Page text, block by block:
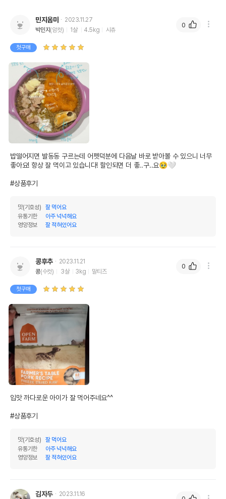
민지옴마
2023.11.27
박민지 (암컷) 1살 4.5kg 시츄
첫구매
밥떨어지면 발동동 구르는데 어펫덕분에 다음날 바로 받아볼 수 있으니 너무
좋아요! 항상 잘 먹이고 있습니다! 할인되면 더 좋..구..요🥹🤍
#상품후기
맛(기호성)
잘 먹어요
유통기한
아주 넉넉해요
영양정보
잘 적혀있어요
0
콩후추
2023.11.21
콩(수컷) 3살 3kg 말티즈
첫구매
입맛 까다로운 아이가 잘 먹어주네요^^
#상품후기
맛(기호성)
잘 먹어요
유통기한
아주 넉넉해요
영양정보
잘 적혀있어요
0
김자두
2023.11.16